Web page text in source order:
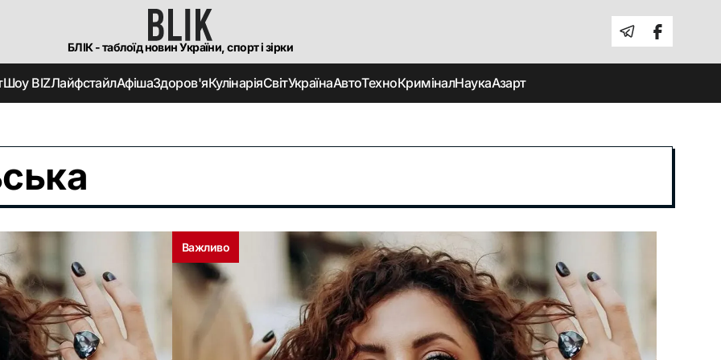
БЛІК - таблоїд новин України, спорт і зірки
Шоу BIZЛайфстайлАфішаЗдоров'яКулінаріяСвітУкраїнаАвтоТехноКриміналНаукаАзарт
Важливо